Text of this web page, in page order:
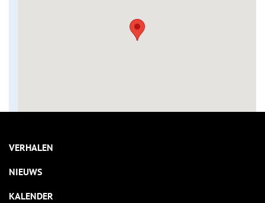
VERHALEN
NIEUWS
KALENDER